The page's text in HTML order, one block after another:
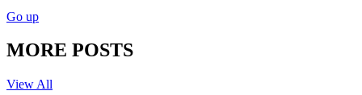
Go up
MORE POSTS
View All